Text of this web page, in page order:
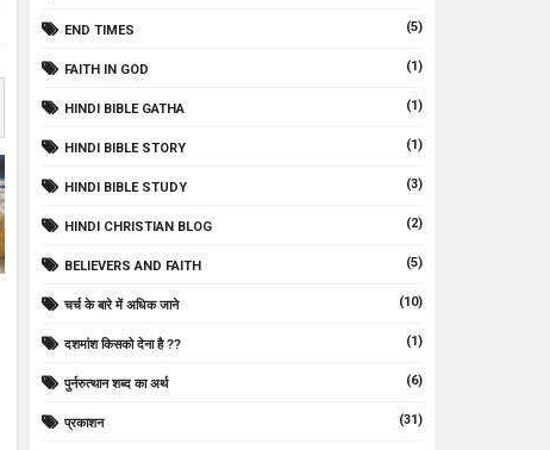
END TIMES (5)
FAITH IN GOD (1)
HINDI BIBLE GATHA (1)
HINDI BIBLE STORY (1)
HINDI BIBLE STUDY (3)
HINDI CHRISTIAN BLOG (2)
BELIEVERS AND FAITH (5)
चर्च के बारे में अधिक जाने (10)
दशमांश किसको देना है ?? (1)
पुर्नरुत्थान शब्द का अर्थ (6)
प्रकाशन (31)